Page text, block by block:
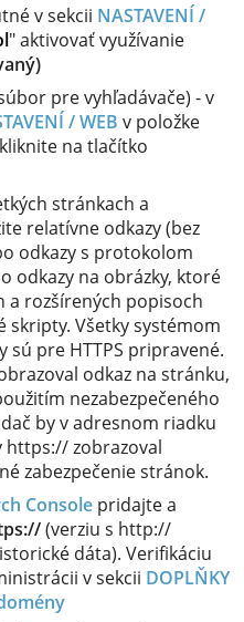
v sekcii NASTAVENÍ /
" aktivovať využívanie
pre vyhľadávače) - v
/ WEB v položke
na tlačítko
stránkach a
relatívne odkazy (bez
odkazy s protokolom
odkazy na obrázky, ktoré
a rozšírených popisoch
skripty. Všetky systémom
sú pre HTTPS pripravené.
odkaz na stránku,
nezabezpečeného
by v adresnom riadku
https:// zobrazoval
zabezpečenie stránok.
Console pridajte a
(verziu s http://
dáta). Verifikáciu
v sekcii DOPLŇKY